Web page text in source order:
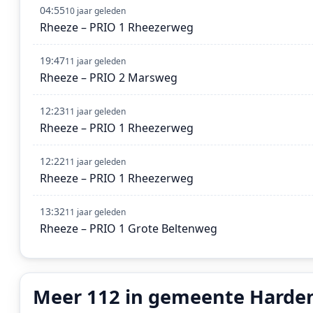
04:5510 jaar geleden
Rheeze – PRIO 1 Rheezerweg
19:4711 jaar geleden
Rheeze – PRIO 2 Marsweg
12:2311 jaar geleden
Rheeze – PRIO 1 Rheezerweg
12:2211 jaar geleden
Rheeze – PRIO 1 Rheezerweg
13:3211 jaar geleden
Rheeze – PRIO 1 Grote Beltenweg
Meer 112 in gemeente